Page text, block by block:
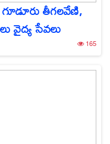
తీగలవేణి,
వైద్య సేవలు
165